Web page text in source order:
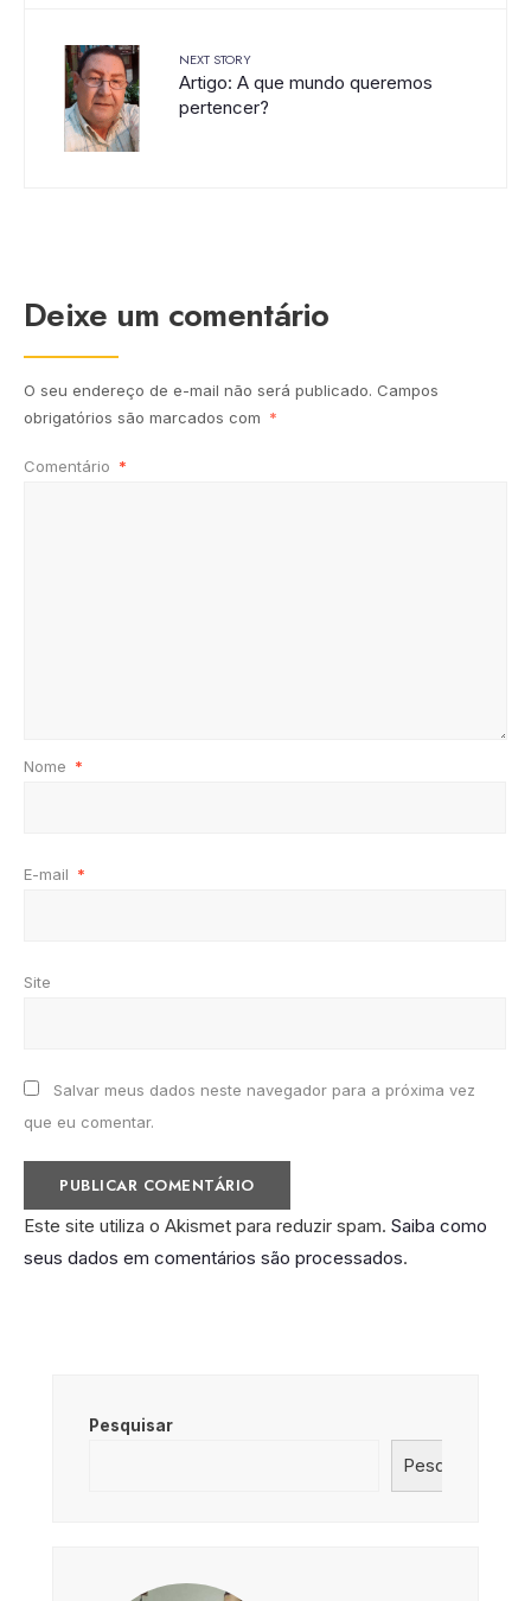
NEXT STORY
Artigo: A que mundo queremos
pertencer?
Deixe um comentário
O seu endereço de e-mail não será publicado. Campos
obrigatórios são marcados com *
Comentário *
Nome *
E-mail *
Site
Salvar meus dados neste navegador para a próxima vez
que eu comentar.
Este site utiliza o Akismet para reduzir spam. Saiba como
seus dados em comentários são processados.
Pesquisar
Pesquisar